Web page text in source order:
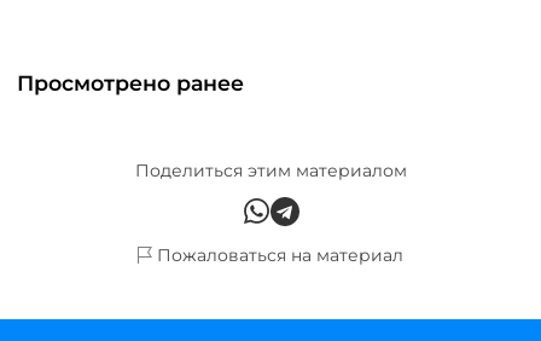
Просмотрено ранее
Поделиться этим материалом
Пожаловаться на материал